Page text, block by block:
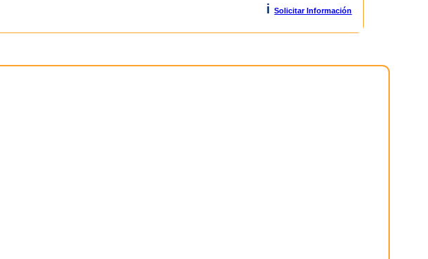
i Solicitar Información